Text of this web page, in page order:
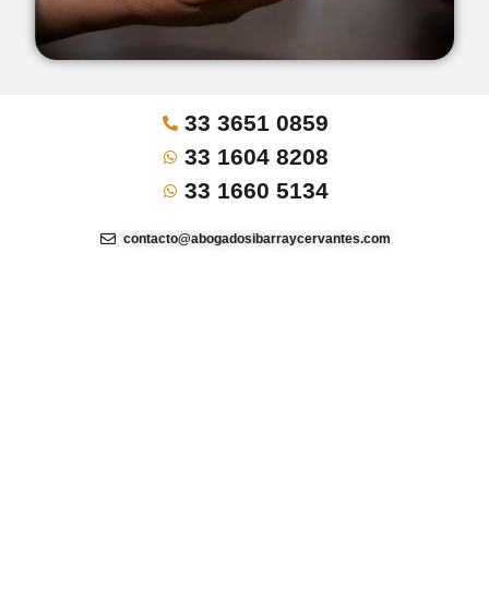
33 3651 0859
33 1604 8208
33 1660 5134
contacto@abogadosibarraycervantes.com